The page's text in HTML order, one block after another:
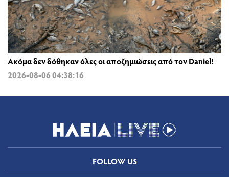
Ακόμα δεν δόθηκαν όλες οι αποζημιώσεις από τον Daniel!
2026-08-06 04:38:16
FOLLOW US